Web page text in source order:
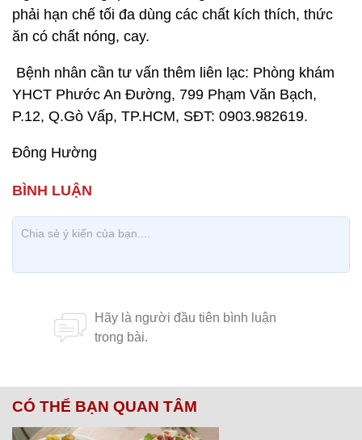
phải hạn chế tối đa dùng các chất kích thích, thức
ăn có chất nóng, cay.
Bệnh nhân cần tư vấn thêm liên lạc: Phòng khám
YHCT Phước An Đường, 799 Phạm Văn Bạch,
P.12, Q.Gò Vấp, TP.HCM, SĐT: 0903.982619.
Đông Hường
CÓ THỂ BẠN QUAN TÂM